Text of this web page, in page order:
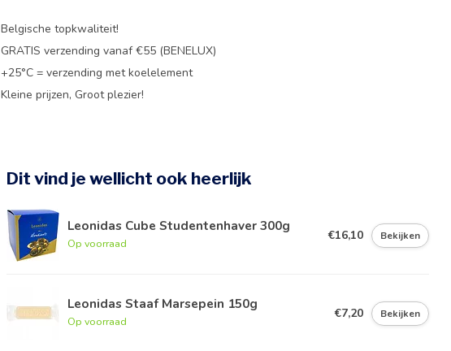
Belgische topkwaliteit!
GRATIS verzending vanaf €55 (BENELUX)
+25°C = verzending met koelelement
Kleine prijzen, Groot plezier!
Dit vind je wellicht ook heerlijk
Leonidas Cube Studentenhaver 300g
Op voorraad
€16,10 Bekijken
Leonidas Staaf Marsepein 150g
Op voorraad
€7,20 Bekijken